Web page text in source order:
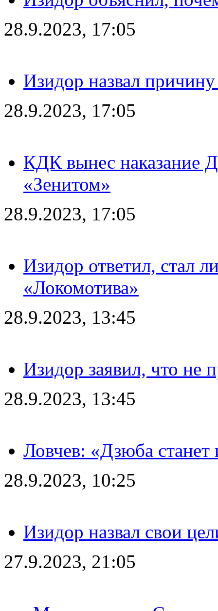
28.9.2023, 17:05
Изидор назвал
28.9.2023, 17:05
КДК вынес наказание
«Зенитом»
28.9.2023, 17:05
Изидор ответил, стал
«Локомотива»
28.9.2023, 13:45
Изидор заявил, что не
28.9.2023, 13:45
Ловчев: «Дзюба станет
28.9.2023, 10:25
Изидор назвал свои
27.9.2023, 21:05